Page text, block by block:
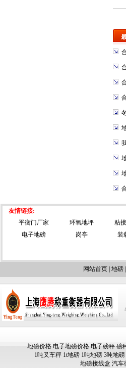
友情链接:
平衡门厂家
环氧地坪 粘
电子地磅
岗亭 装
网站首页 地磅
地磅价格 电子地磅价格 电子磅秤 磅
1吨叉车秤 1t地磅 1吨地磅 3吨地磅
地磅接线盒 汽车